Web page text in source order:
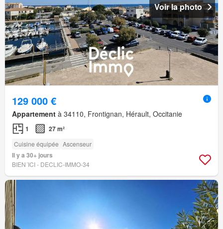
Voir la photo
129 000 €
Appartement à 34110, Frontignan, Hérault, Occitanie
1 27 m²
Cuisine équipée Ascenseur
Il y a 30+ jours
BIEN´ICI - DECLIC-IMMO-34